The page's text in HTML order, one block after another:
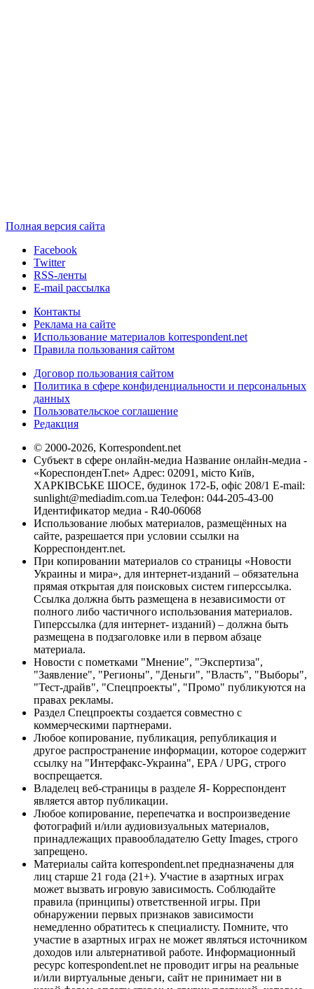
Полная версия сайта
Facebook
Twitter
RSS-ленты
E-mail рассылка
Контакты
Реклама на сайте
Использование материалов korrespondent.net
Правила пользования сайтом
Договор пользования сайтом
Политика в сфере конфиденциальности и персональных
данных
Пользовательское соглашение
Редакция
© 2000-2026, Korrespondent.net
Субъект в сфере онлайн-медиа Название онлайн-медиа -
«КореспонденТ.net» Адрес: 02091, місто Київ,
ХАРКІВСЬКЕ ШОСЕ, будинок 172-Б, офіс 208/1 E-mail:
sunlight@mediadim.com.ua Телефон: 044-205-43-00
Идентификатор медиа - R40-06068
Использование любых материалов, размещённых на
сайте, разрешается при условии ссылки на
Корреспондент.net.
При копировании материалов со страницы «Новости
Украины и мира», для интернет-изданий – обязательна
прямая открытая для поисковых систем гиперссылка.
Ссылка должна быть размещена в независимости от
полного либо частичного использования материалов.
Гиперссылка (для интернет- изданий) – должна быть
размещена в подзаголовке или в первом абзаце
материала.
Новости с пометками "Мнение", "Экспертиза",
"Заявление", "Регионы", "Деньги", "Власть", "Выборы",
"Тест-драйв", "Спецпроекты", "Промо" публикуются на
правах рекламы.
Раздел Спецпроекты создается совместно с
коммерческими партнерами.
Любое копирование, публикация, републикация и
другое распространение информации, которое содержит
ссылку на "Интерфакс-Украина", EPA / UPG, строго
воспрещается.
Владелец веб-страницы в разделе Я- Корреспондент
является автор публикации.
Любое копирование, перепечатка и воспроизведение
фотографий и/или аудиовизуальных материалов,
принадлежащих правообладателю Getty Images, строго
запрещено.
Материалы сайта korrespondent.net предназначены для
лиц старше 21 года (21+). Участие в азартных играх
может вызвать игровую зависимость. Соблюдайте
правила (принципы) ответственной игры. При
обнаружении первых признаков зависимости
немедленно обратитесь к специалисту. Помните, что
участие в азартных играх не может являться источником
доходов или альтернативой работе. Информационный
ресурс korrespondent.net не проводит игры на реальные
и/или виртуальные деньги, сайт не принимает ни в